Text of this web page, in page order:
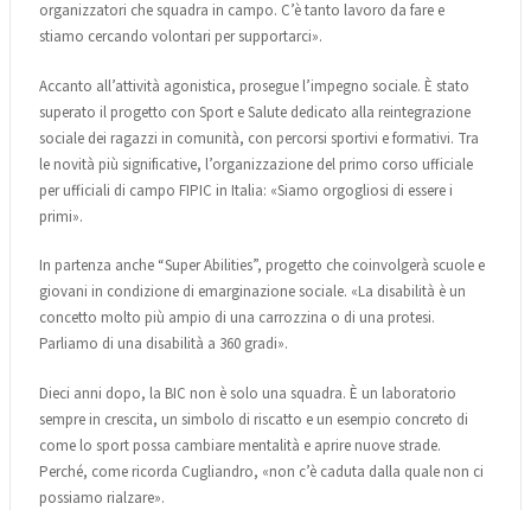
organizzatori che squadra in campo. C’è tanto lavoro da fare e
stiamo cercando volontari per supportarci».
Accanto all’attività agonistica, prosegue l’impegno sociale. È stato
superato il progetto con Sport e Salute dedicato alla reintegrazione
sociale dei ragazzi in comunità, con percorsi sportivi e formativi. Tra
le novità più significative, l’organizzazione del primo corso ufficiale
per ufficiali di campo FIPIC in Italia: «Siamo orgogliosi di essere i
primi».
In partenza anche “Super Abilities”, progetto che coinvolgerà scuole e
giovani in condizione di emarginazione sociale. «La disabilità è un
concetto molto più ampio di una carrozzina o di una protesi.
Parliamo di una disabilità a 360 gradi».
Dieci anni dopo, la BIC non è solo una squadra. È un laboratorio
sempre in crescita, un simbolo di riscatto e un esempio concreto di
come lo sport possa cambiare mentalità e aprire nuove strade.
Perché, come ricorda Cugliandro, «non c’è caduta dalla quale non ci
possiamo rialzare».